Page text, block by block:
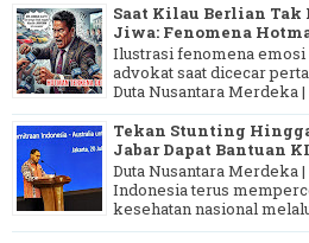
Saat Kilau Berlian
Jiwa: Fenomena
Ilustrasi fenomena
advokat saat dicecar
Duta Nusantara Merdeka
Tekan Stunting Hingga
Jabar Dapat Bantuan
Duta Nusantara Merdeka
Indonesia terus
kesehatan nasional